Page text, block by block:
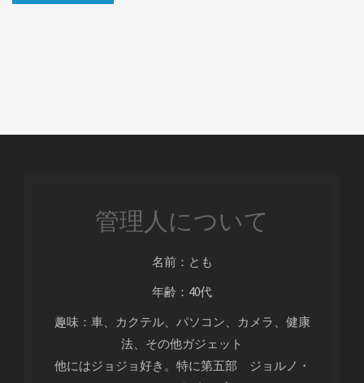
管理人について
名前：とも
年齢：40代
趣味：車、カクテル、パソコン、カメラ、健康
法、その他ガジェット
他にはジョジョ好き。特に第五部 ジョルノ・